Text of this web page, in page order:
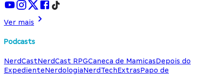
Ver mais
Podcasts
NerdCastNerdCast RPGCaneca de MamicasDepois do
ExpedienteNerdologiaNerdTechExtrasPapo de